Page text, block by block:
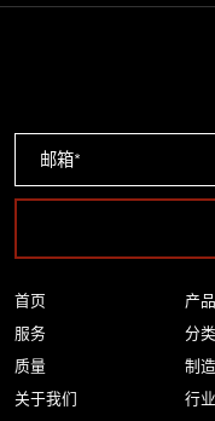
首页
服务
质量
关于我们
产品
分类
制
行业